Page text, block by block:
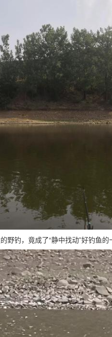
野钓，竟成了“静中找动”好钓鱼